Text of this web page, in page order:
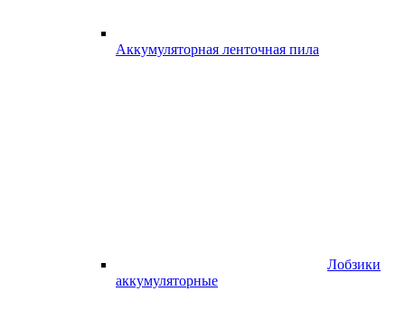
Аккумуляторная ленточная пила
Лобзики
аккумуляторные